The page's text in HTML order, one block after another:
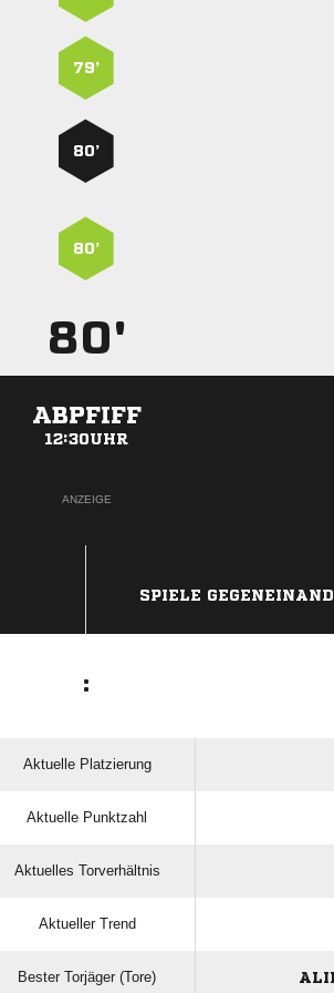
79’
80’
80’
80'
ABPFIFF
12:30UHR
ANZEIGE
SPIELE
:
Aktuelle Platzierung
Aktuelle Punktzahl
Aktuelles Torverhältnis
Aktueller Trend
Bester Torjäger (Tore)